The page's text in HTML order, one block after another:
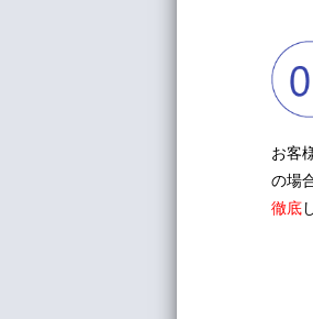
お客
の場
徹底